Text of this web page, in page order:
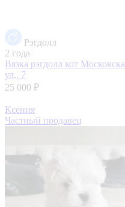
Рэгдолл
2 года
Вязка рэгдолл кот
ул., 7
25 000 ₽
Ксения
Частный продавец